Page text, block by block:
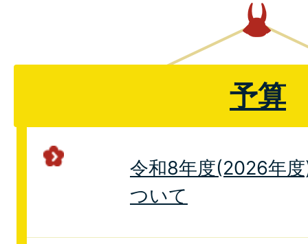
予算
令和8年度(2026年
ついて